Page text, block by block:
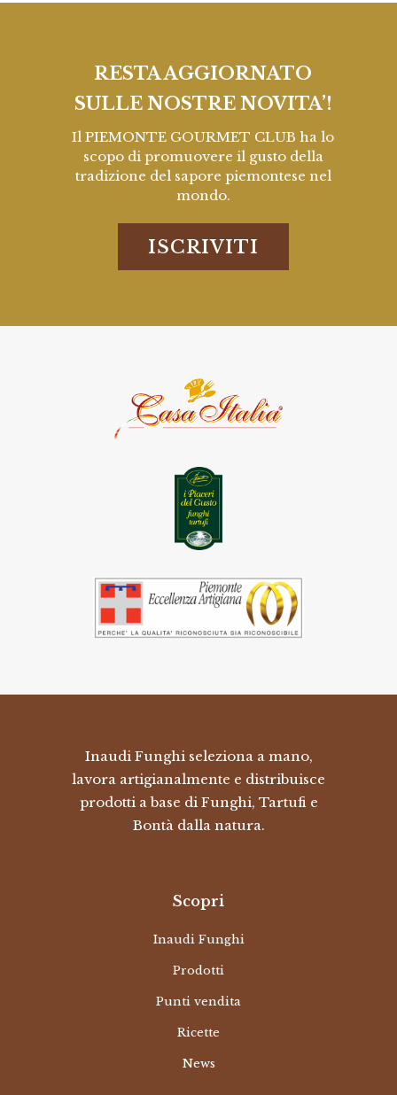
RESTA AGGIORNATO
SULLE NOSTRE NOVITA’!
Il PIEMONTE GOURMET CLUB ha lo
scopo di promuovere il gusto della
tradizione del sapore piemontese nel
mondo.
ISCRIVITI
Inaudi Funghi seleziona a mano,
lavora artigianalmente e distribuisce
prodotti a base di Funghi, Tartufi e
Bontà dalla natura.
Scopri
Inaudi Funghi
Prodotti
Punti vendita
Ricette
News